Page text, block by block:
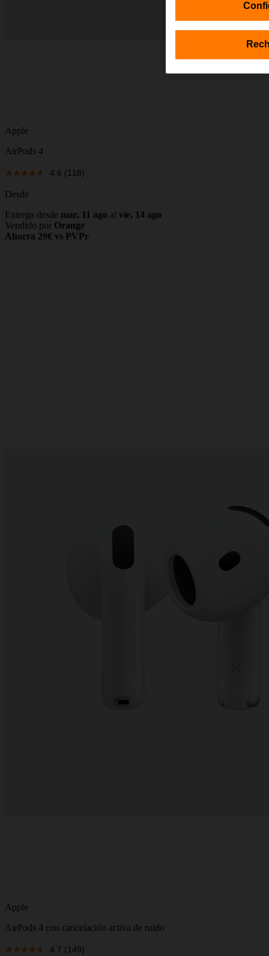
Apple
AirPods 4
4.6 (118)
Desde
Entrega desde mar, 11 ago al vie, 14 ago
Vendido por Orange
Ahorra 29€ vs PVPr
Apple
AirPods 4 con cancelación activa de ruido
4.7 (149)